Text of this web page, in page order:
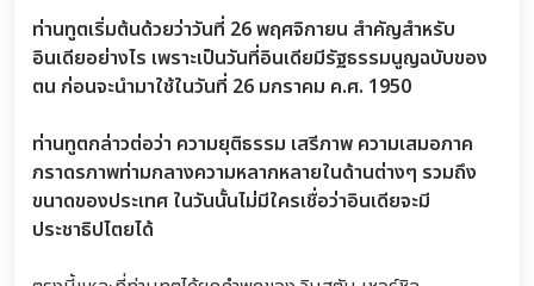
ท่านทูตเริ่มต้นด้วยว่าวันที่ 26 พฤศจิกายน สำคัญสำหรับ
อินเดียอย่างไร เพราะเป็นวันที่อินเดียมีรัฐธรรมนูญฉบับของ
ตน ก่อนจะนำมาใช้ในวันที่ 26 มกราคม ค.ศ. 1950
ท่านทูตกล่าวต่อว่า ความยุติธรรม เสรีภาพ ความเสมอภาค
ภราดรภาพท่ามกลางความหลากหลายในด้านต่างๆ รวมถึง
ขนาดของประเทศ ในวันนั้นไม่มีใครเชื่อว่าอินเดียจะมี
ประชาธิปไตยได้